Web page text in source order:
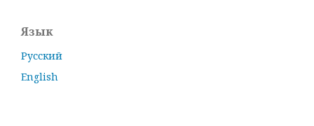
Язык
Русский
English